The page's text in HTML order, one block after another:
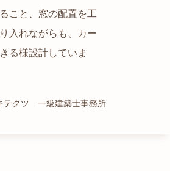
所を、猫が外で遊べ
のテラスから、光・
び込んで来る間取り
by 小木野貴光アトリエ
こと、窓の配置を工
入れながらも、カー
る様設計していま
テクツ 一級建築士事務所
いて造った、ワイル
ージした空間が広が
Works by ZAG空間設計舎
その趣を残しつつ孫
た。
Works by ZAG空間設計舎